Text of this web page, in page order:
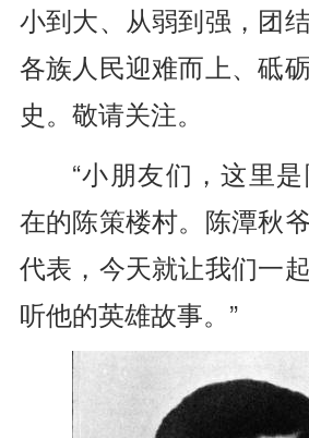
小到大、从弱到强，团
各族人民迎难而上、砥
史。敬请关注。
“小朋友们，这里
在的陈策楼村。陈潭秋
代表，今天就让我们一
听他的英雄故事。”